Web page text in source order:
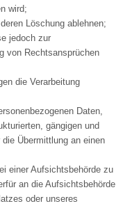
wird;
Löschung ablehnen;
jedoch zur
von Rechtsansprüchen
die Verarbeitung
Daten,
gängigen und
Übermittlung an einen
einer Aufsichtsbehörde zu
an die Aufsichtsbehörde
oder unseres